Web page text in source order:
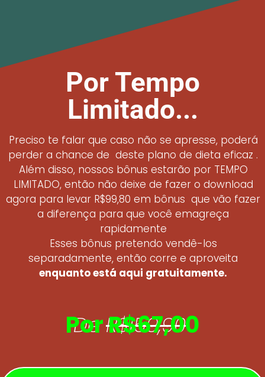
Por Tempo
Limitado...
Preciso te falar que caso não se apresse, poderá
perder a chance de deste plano de dieta eficaz .
Além disso, nossos bônus estarão por TEMPO
LIMITADO, então não deixe de fazer o download
agora para levar R$99,80 em bônus que vão fazer
a diferença para que você emagreça
rapidamente
Esses bônus pretendo vendê-los
separadamente, então corre e aproveita
enquanto está aqui gratuitamente.
DeR$159,90
Por R$67,00